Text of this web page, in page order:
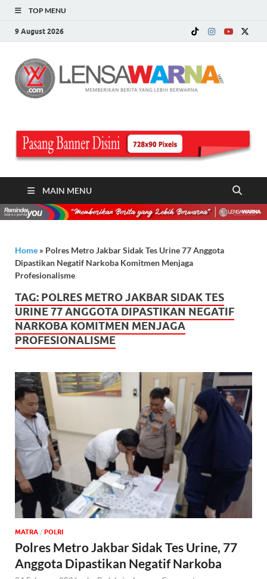
TOP MENU
9 August 2026
MAIN MENU
Home » Polres Metro Jakbar Sidak Tes Urine 77 Anggota
Dipastikan Negatif Narkoba Komitmen Menjaga
Profesionalisme
TAG: POLRES METRO JAKBAR SIDAK TES
URINE 77 ANGGOTA DIPASTIKAN NEGATIF
NARKOBA KOMITMEN MENJAGA
PROFESIONALISME
MATRA / POLRI
Polres Metro Jakbar Sidak Tes Urine, 77
Anggota Dipastikan Negatif Narkoba